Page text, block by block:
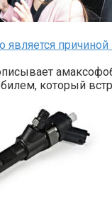
является причиной
который